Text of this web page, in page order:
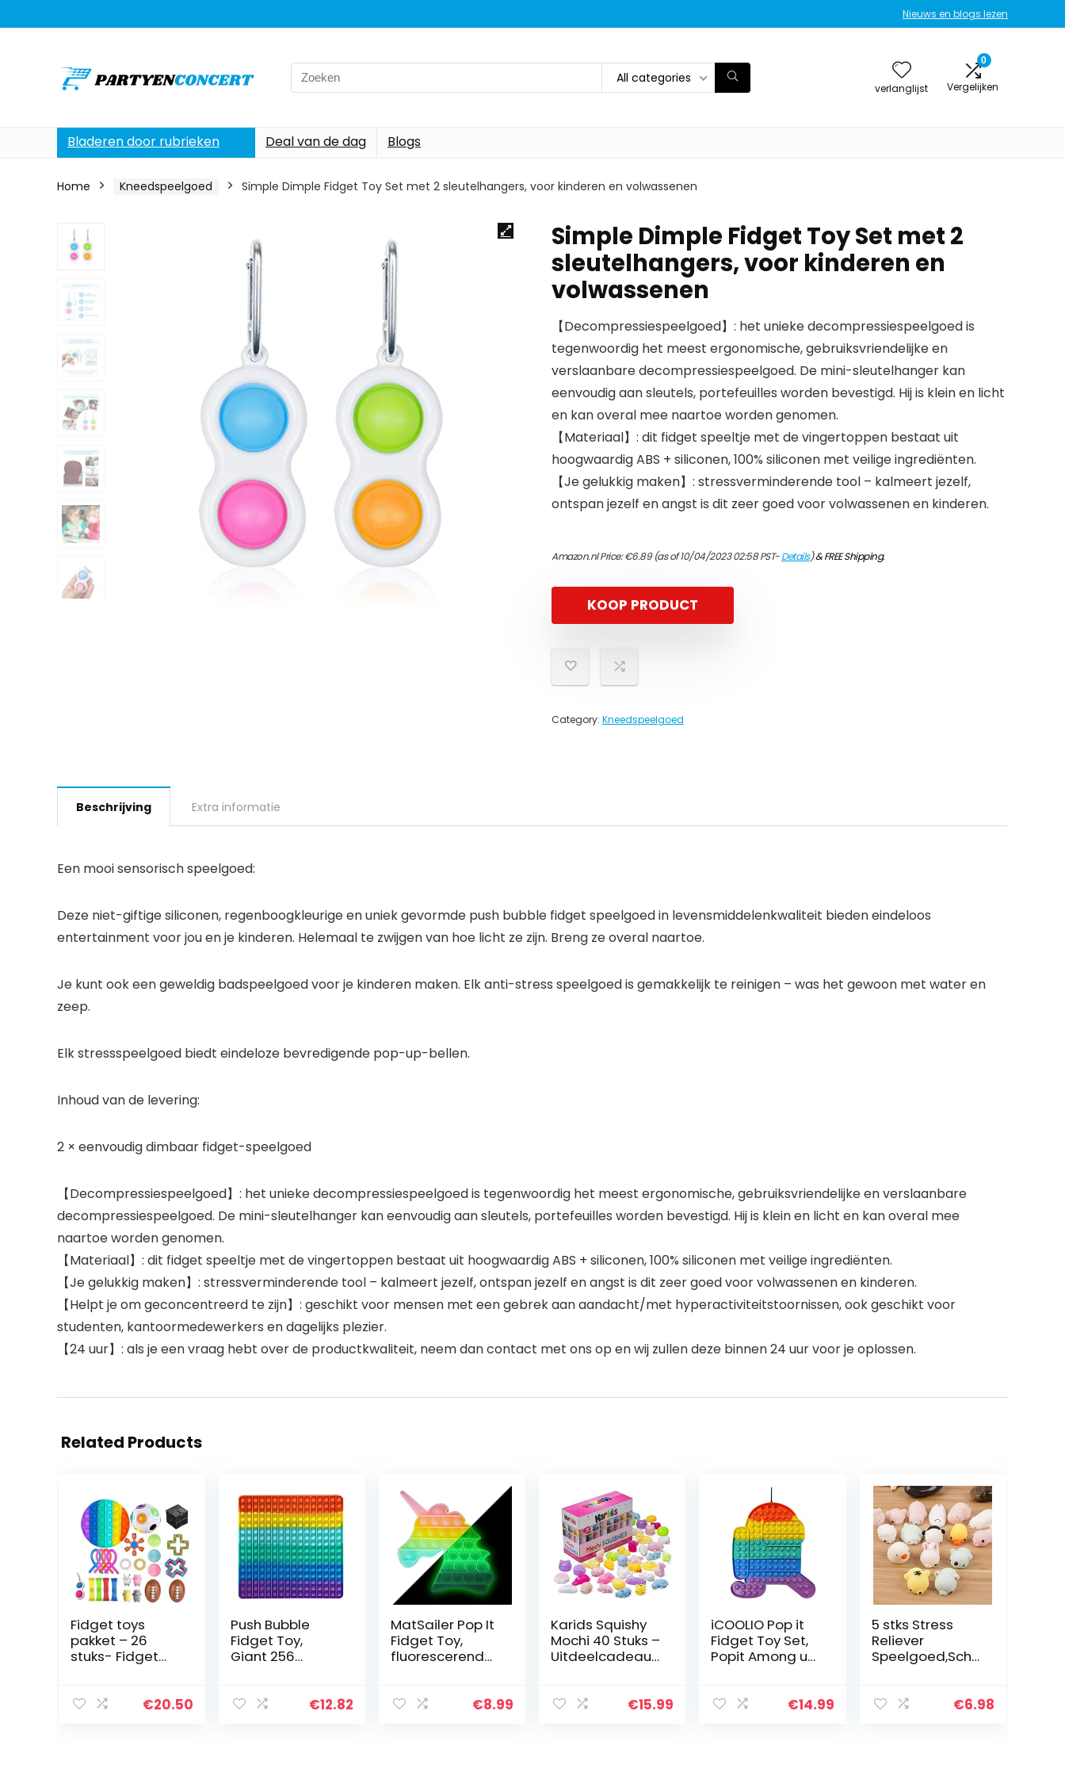
Nieuws en blogs lezen
Search
for:
All categories
verlanglijst
0
Vergelijken
Bladeren door rubrieken Deal van de dag Blogs
Home Kneedspeelgoed Simple Dimple Fidget Toy Set met 2 sleutelhangers, voor kinderen en volwassenen
Simple Dimple Fidget Toy Set met 2
sleutelhangers, voor kinderen en
volwassenen
【Decompressiespeelgoed】: het unieke decompressiespeelgoed is
tegenwoordig het meest ergonomische, gebruiksvriendelijke en
verslaanbare decompressiespeelgoed. De mini-sleutelhanger kan
eenvoudig aan sleutels, portefeuilles worden bevestigd. Hij is klein en licht
en kan overal mee naartoe worden genomen.
【Materiaal】: dit fidget speeltje met de vingertoppen bestaat uit
hoogwaardig ABS + siliconen, 100% siliconen met veilige ingrediënten.
【Je gelukkig maken】: stressverminderende tool – kalmeert jezelf,
ontspan jezelf en angst is dit zeer goed voor volwassenen en kinderen.
Amazon.nl Price:€6.89(as of 10/04/2023 02:58 PST-Details)&FREE Shipping.
KOOP PRODUCT
Category: Kneedspeelgoed
Beschrijving Extra informatie
Een mooi sensorisch speelgoed:
Deze niet-giftige siliconen, regenboogkleurige en uniek gevormde push bubble fidget speelgoed in levensmiddelenkwaliteit bieden eindeloos
entertainment voor jou en je kinderen. Helemaal te zwijgen van hoe licht ze zijn. Breng ze overal naartoe.
Je kunt ook een geweldig badspeelgoed voor je kinderen maken. Elk anti-stress speelgoed is gemakkelijk te reinigen – was het gewoon met water en
zeep.
Elk stressspeelgoed biedt eindeloze bevredigende pop-up-bellen.
Inhoud van de levering:
2 × eenvoudig dimbaar fidget-speelgoed
【Decompressiespeelgoed】: het unieke decompressiespeelgoed is tegenwoordig het meest ergonomische, gebruiksvriendelijke en verslaanbare
decompressiespeelgoed. De mini-sleutelhanger kan eenvoudig aan sleutels, portefeuilles worden bevestigd. Hij is klein en licht en kan overal mee
naartoe worden genomen.
【Materiaal】: dit fidget speeltje met de vingertoppen bestaat uit hoogwaardig ABS + siliconen, 100% siliconen met veilige ingrediënten.
【Je gelukkig maken】: stressverminderende tool – kalmeert jezelf, ontspan jezelf en angst is dit zeer goed voor volwassenen en kinderen.
【Helpt je om geconcentreerd te zijn】: geschikt voor mensen met een gebrek aan aandacht/met hyperactiviteitstoornissen, ook geschikt voor
studenten, kantoormedewerkers en dagelijks plezier.
【24 uur】: als je een vraag hebt over de productkwaliteit, neem dan contact met ons op en wij zullen deze binnen 24 uur voor je oplossen.
Related Products
Fidget toys
pakket – 26
stuks- Fidget
Stress Relief
€20.50
Push Bubble
Fidget Toy,
Giant 256
Speciale
€12.82
MatSailer Pop It
Fidget Toy,
fluorescerend
pop bubbels,€8.99
Karids Squishy
Mochi 40 Stuks –
Uitdeelcadeautj
€15.99
iCOOLIO Pop it
Fidget Toy Set,
Popit Among us
Poppet
€14.99
5 stks Stress
Reliever
Speelgoed,Scha
Kat Knijp Healing
€6.98